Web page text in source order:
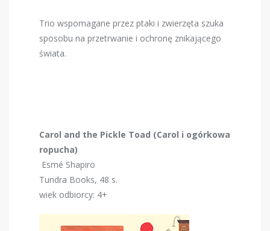
Trio wspomagane przez ptaki i zwierzęta szuka
sposobu na przetrwanie i ochronę znikającego
świata.
Carol and the Pickle Toad (Carol i ogórkowa
ropucha)
Esmé Shapiro
Tundra Books, 48 s.
wiek odbiorcy: 4+